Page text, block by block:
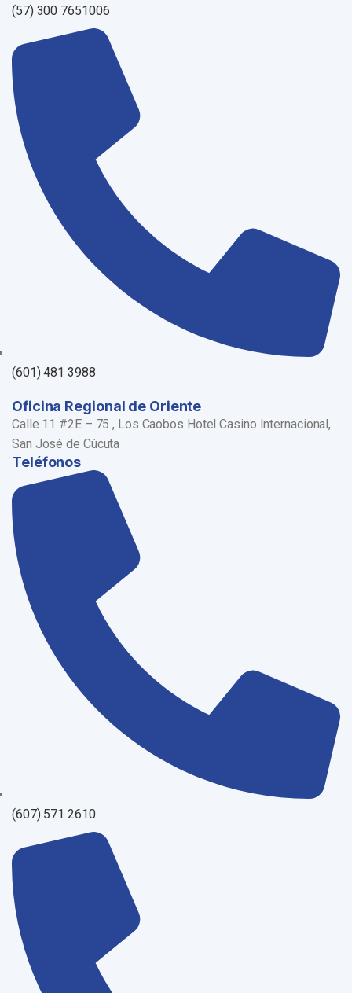
(57) 300 7651006
(601) 481 3988
Oficina Regional de Oriente
Calle 11 #2E – 75 , Los Caobos Hotel Casino Internacional,
San José de Cúcuta
Teléfonos
(607) 571 2610